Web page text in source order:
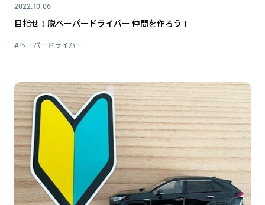
2022.10.06
目指せ！脱ペーパードライバー 仲間を作ろう！
#ペーパードライバー